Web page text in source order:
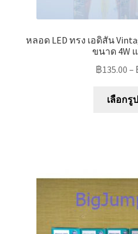
หลอด LED ทรง เอดิสัน
ขนาด 4W
฿135.00 –
เลือกรู